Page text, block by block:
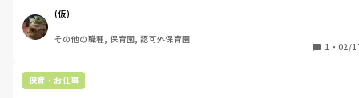
(仮)
その他の職種, 保育園, 認可外保育園
1 ・ 02/
保育・お仕事